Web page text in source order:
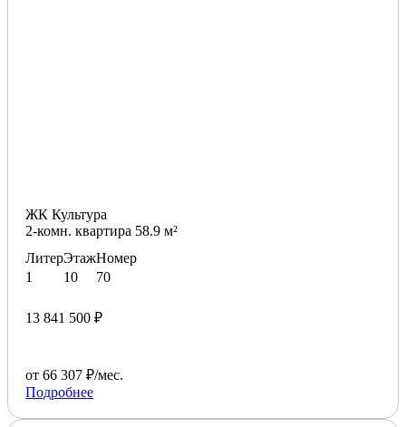
ЖК Культура
2-комн. квартира 58.9 м²
Литер
1
Этаж
10
Номер
70
13 841 500 ₽
от 66 307 ₽/мес.
Подробнее